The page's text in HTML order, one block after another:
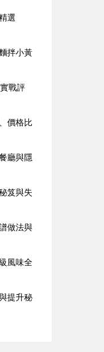
選
拌小黃
戰評
價格比
廳與隱
笈與失
做法與
風味全
提升秘